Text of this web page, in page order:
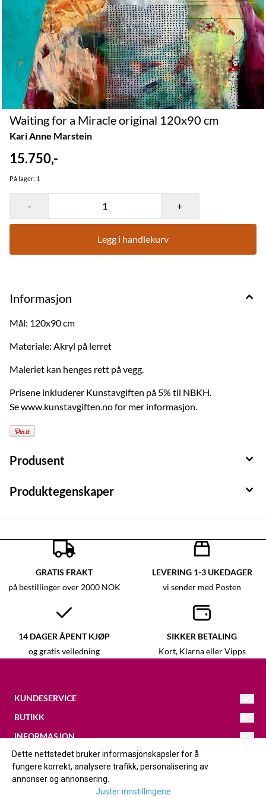
Waiting for a Miracle original 120x90 cm
Kari Anne Marstein
15.750,-
På lager: 1
- +
Legg i handlekurv
Informasjon
Mål: 120x90 cm
Materiale: Akryl på lerret
Maleriet kan henges rett på vegg.
Prisene inkluderer Kunstavgiften på 5% til NBKH.
Se www.kunstavgiften.no for mer informasjon.
Produsent
Produktegenskaper
GRATIS FRAKT
på bestillinger over 2000 NOK
LEVERING 1-3 UKEDAGER
vi sender med Posten
14 DAGER ÅPENT KJØP
og gratis veiledning
SIKKER BETALING
Kort, Klarna eller Vipps
KUNDESERVICE
Kristina
093433686
Løkjavegen 16
2420
BUTIKK
Vilkår
Kontakt oss
INFORMASJON
Om oss
Om informasjonskapsler
FØLG OSS
Facebook
Dette nettstedet bruker informasjonskapsler for å
fungere korrekt, analysere trafikk, personalisering av
annonser og annonsering.
Juster innstillingene